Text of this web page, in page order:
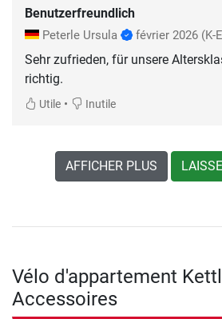
Benutzerfreundlich
Peterle Ursula février 2026 (K-
Sehr zufrieden, für unsere
richtig.
Utile • Inutile
AFFICHER PLUS
Vélo d'appartement
Accessoires